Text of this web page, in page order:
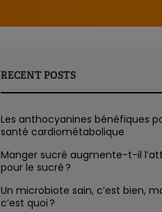
RECENT POSTS
Les anthocyanines bénéfiques
santé cardiométabolique
Manger sucré augmente-t-il
pour le sucré ?
Un microbiote sain, c’est bien,
c’est quoi ?